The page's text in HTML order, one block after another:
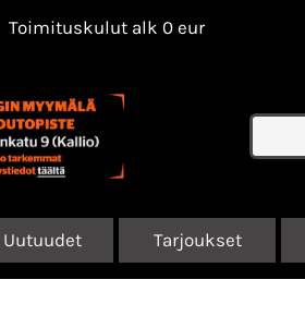
Toimituskulut alk 0 eur
Uutuudet Tarjoukset